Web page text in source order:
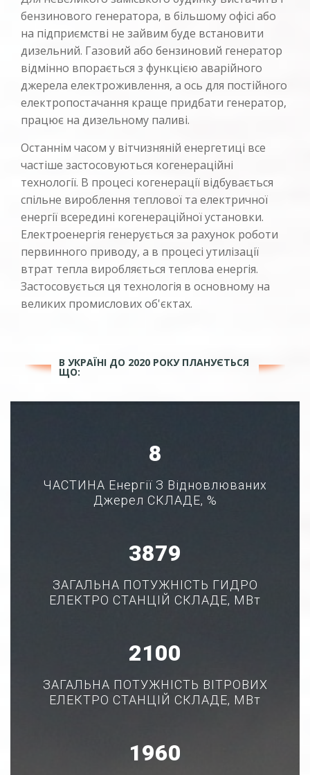
бензинового генератора, в більшому офісі або
на підприємстві не зайвим буде встановити
дизельний. Газовий або бензиновий генератор
відмінно впорається з функцією аварійного
джерела електроживлення, а ось для постійного
електропостачання краще придбати генератор,
працює на дизельному паливі.
Останнім часом у вітчизняній енергетиці все
частіше застосовуються когенераційні
технології. В процесі когенерації відбувається
спільне вироблення теплової та електричної
енергії всередині когенераційної установки.
Електроенергія генерується за рахунок роботи
первинного приводу, а в процесі утилізації
втрат тепла виробляється теплова енергія.
Застосовується ця технологія в основному на
великих промислових об'єктах.
В УКРАЇНІ ДО 2020 РОКУ ПЛАНУЄТЬСЯ
ЩО:
10
ЧАСТИНА Енергії З Відновлюваних
Джерел СКЛАДЕ, %
4949
ЗАГАЛЬНА ПОТУЖНІСТЬ ГИДРО
ЕЛЕКТРО СТАНЦІЙ СКЛАДЕ, МВт
2625
ЗАГАЛЬНА ПОТУЖНІСТЬ ВІТРОВИХ
ЕЛЕКТРО СТАНЦІЙ СКЛАДЕ, МВт
2450